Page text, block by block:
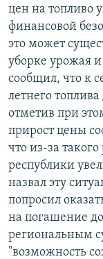
цен на топливо
финансовой
это может
уборке урожая
сообщил, что к
летнего топлива
отметив при
прирост цены
что из-за
республики
назвал эту
попросил
на погашение
региональным
"возможность